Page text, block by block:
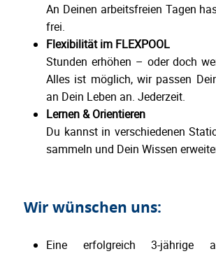
An Deinen arbeitsfreien Tagen
frei.
Flexibilität im FLEXPOOL
Stunden erhöhen – oder doch
Alles ist möglich, wir passen
an Dein Leben an. Jederzeit.
Lernen & Orientieren
Du kannst in verschiedenen
sammeln und Dein Wissen
Wir wünschen uns:
Eine erfolgreich 3-jährige